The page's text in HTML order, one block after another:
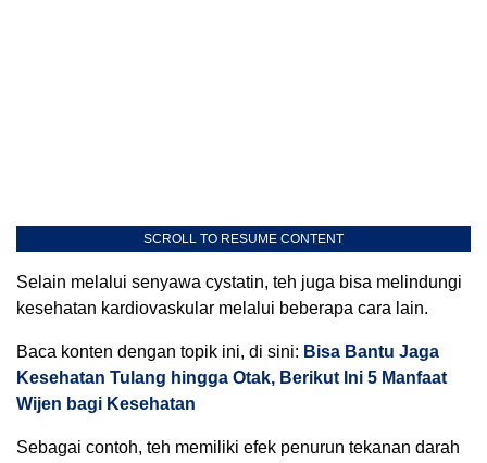
SCROLL TO RESUME CONTENT
Selain melalui senyawa cystatin, teh juga bisa melindungi
kesehatan kardiovaskular melalui beberapa cara lain.
Baca konten dengan topik ini, di sini: Bisa Bantu Jaga
Kesehatan Tulang hingga Otak, Berikut Ini 5 Manfaat
Wijen bagi Kesehatan
Sebagai contoh, teh memiliki efek penurun tekanan darah